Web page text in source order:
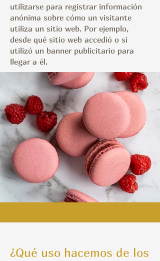
utilizarse para registrar información
anónima sobre cómo un visitante
utiliza un sitio web. Por ejemplo,
desde qué sitio web accedió o si
utilizó un banner publicitario para
llegar a él.
¿Qué uso hacemos de los